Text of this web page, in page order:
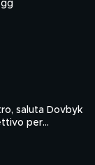
saluta Dovbyk
per